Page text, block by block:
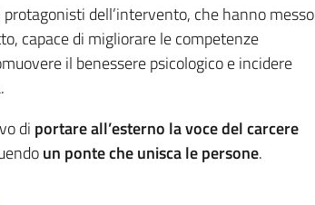
dell’intervento, che hanno messo
capace di migliorare le competenze
il benessere psicologico e incidere
di portare all’esterno la voce del carcere
un ponte che unisca le persone.